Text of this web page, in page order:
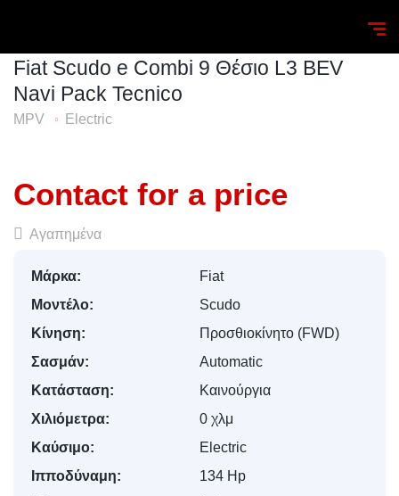
Fiat Scudo e
Fiat Scudo e Combi 9 Θέσιο L3 BEV
Navi Pack Tecnico
MPV Electric
Contact for a price
Αγαπημένα
Μάρκα:
Fiat
Μοντέλο:
Scudo
Κίνηση:
Προσθιοκίνητο (FWD)
Σασμάν:
Automatic
Κατάσταση:
Καινούργια
Χιλιόμετρα:
0 χλμ
Καύσιμο:
Electric
Ιπποδύναμη:
134 Hp